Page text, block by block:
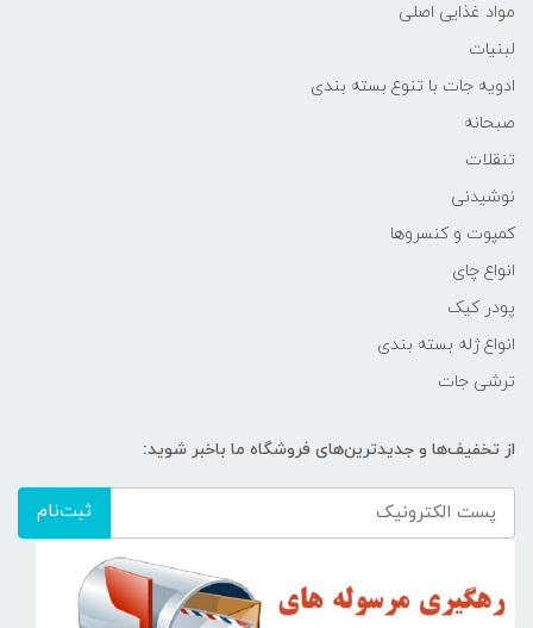
مواد غذایی اصلی
لبنیات
ادویه جات با تنوع بسته بندی
صبحانه
تنقلات
نوشیدنی
کمپوت و کنسروها
انواع چای
پودر کیک
انواع ژله بسته بندی
ترشی جات
از تخفیف‌ها و جدیدترین‌های فروشگاه ما باخبر شوید:
ثبت‌نام